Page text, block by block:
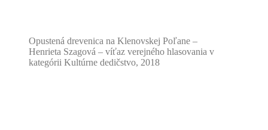
Opustená drevenica na Klenovskej Poľane –
Henrieta Szagová – víťaz verejného hlasovania v
kategórii Kultúrne dedičstvo, 2018